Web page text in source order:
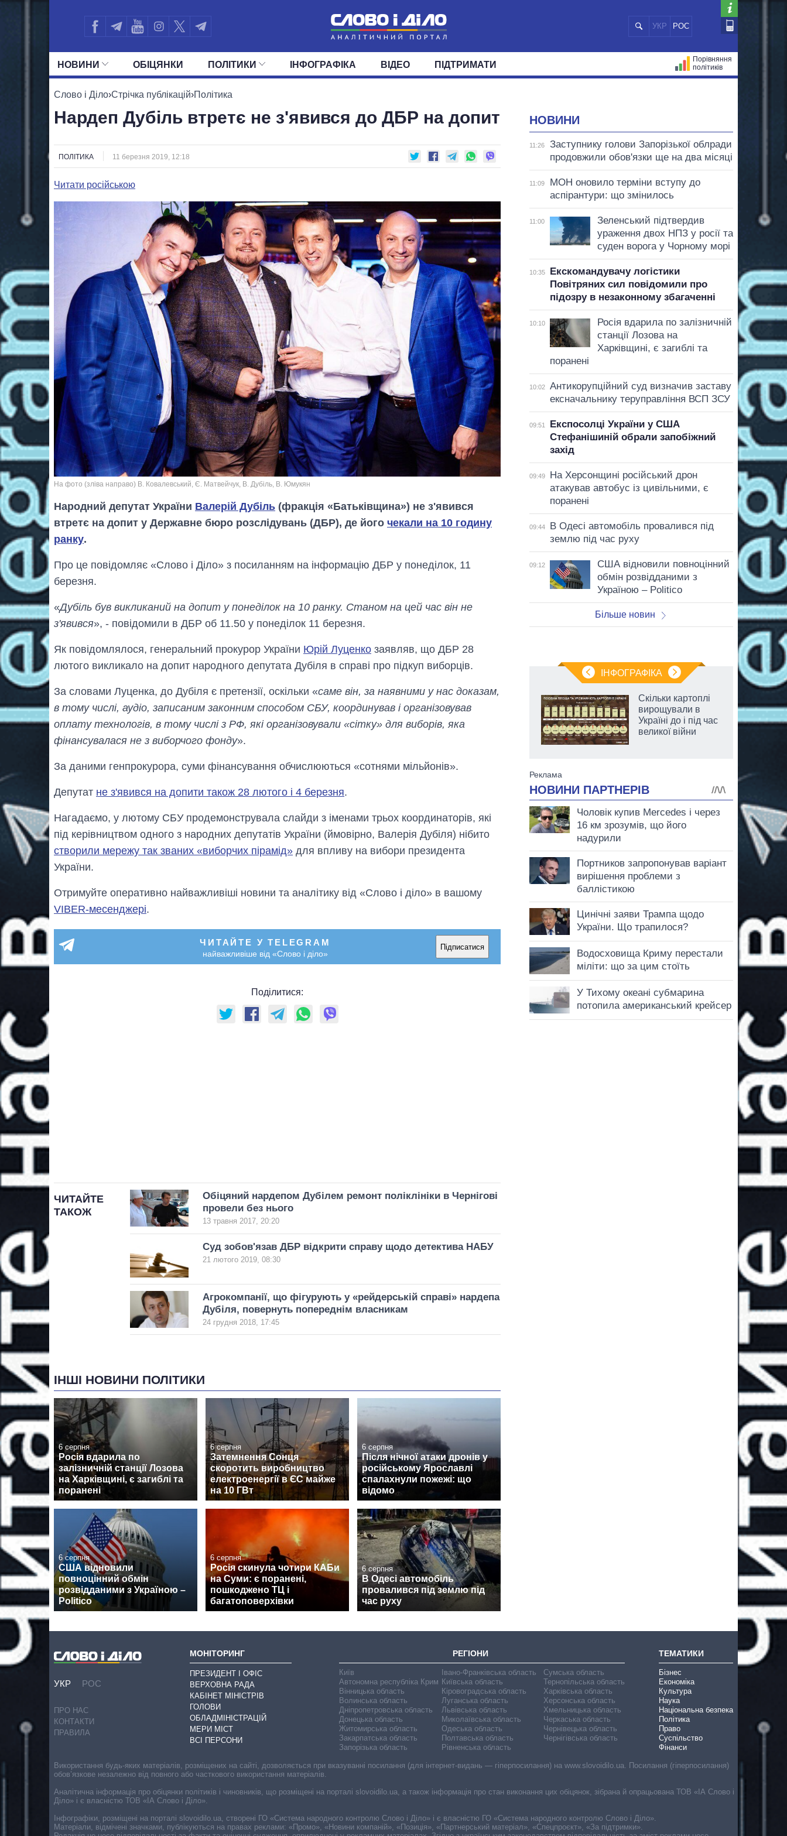
УКР РОС
НОВИНИ
ПОЛІТИКА ЕКОНОМІКА СУСПІЛЬСТВО СВІТ
ОБIЦЯНКИ ПОЛIТИКИ
УСІ ПОЛІТИКИ ПРЕЗИДЕНТ І ОФІС
ДЕПУТАТИ КОМІТЕТИ ФРАКЦІЇ ОКРУГИ
ІНФОГРАФІКА ВІДЕО ПІДТРИМАТИ
Порівняння
політиків
Слово і Діло›Стрічка публікацій›Політика
Нардеп Дубіль втретє не з'явився до ДБР на допит
ПОЛІТИКА 11 березня 2019, 12:18
Читати російською
На фото (зліва направо) В. Ковалевський, Є. Матвейчук, В. Дубіль, В. Юмукян
Народний депутат України Валерій Дубіль (фракція «Батьківщина») не з'явився
втретє на допит у Державне бюро розслідувань (ДБР), де його чекали на 10 годину
ранку.
Про це повідомляє «Слово і Діло» з посиланням на інформацію ДБР у понеділок, 11
березня.
«Дубіль був викликаний на допит у понеділок на 10 ранку. Станом на цей час він не
з'явився», - повідомили в ДБР об 11.50 у понеділок 11 березня.
Як повідомлялося, генеральний прокурор України Юрій Луценко заявляв, що ДБР 28
лютого викликало на допит народного депутата Дубіля в справі про підкуп виборців.
За словами Луценка, до Дубіля є претензії, оскільки «саме він, за наявними у нас доказам,
в тому числі, аудіо, записаним законним способом СБУ, координував і організовував
оплату технологів, в тому числі з РФ, які організовували «сітку» для виборів, яка
фінансувалася не з виборчого фонду».
За даними генпрокурора, суми фінансування обчислюються «сотнями мільйонів».
Депутат не з'явився на допити також 28 лютого і 4 березня.
Нагадаємо, у лютому СБУ продемонструвала слайди з іменами трьох координаторів, які
під керівництвом одного з народних депутатів України (ймовірно, Валерія Дубіля) нібито
створили мережу так званих «виборчих пірамід» для впливу на вибори президента
України.
Отримуйте оперативно найважливіші новини та аналітику від «Слово і діло» в вашому
VIBER-месенджері.
ЧИТАЙТЕ У TELEGRAM
найважливіше від «Слово і діло»
Підписатися
Поділитися:
ЧИТАЙТЕ
ТАКОЖ
Обіцяний нардепом Дубілем ремонт поліклініки в Чернігові
провели без нього
13 травня 2017, 20:20
Суд зобов'язав ДБР відкрити справу щодо детектива НАБУ
21 лютого 2019, 08:30
Агрокомпанії, що фігурують у «рейдерській справі» нардепа
Дубіля, повернуть попереднім власникам
24 грудня 2018, 17:45
ІНШІ НОВИНИ ПОЛІТИКИ
6 серпня
Росія вдарила по
залізничній станції Лозова
на Харківщині, є загиблі та
поранені
6 серпня
Затемнення Сонця
скоротить виробництво
електроенергії в ЄС майже
на 10 ГВт
6 серпня
Після нічної атаки дронів у
російському Ярославлі
спалахнули пожежі: що
відомо
6 серпня
США відновили
повноцінний обмін
розвідданими з Україною –
Politico
6 серпня
Росія скинула чотири КАБи
на Суми: є поранені,
пошкоджено ТЦ і
багатоповерхівки
6 серпня
В Одесі автомобіль
провалився під землю під
час руху
НОВИНИ
11:26
Заступнику голови Запорізької облради
продовжили обов'язки ще на два місяці
11:09
МОН оновило терміни вступу до
аспірантури: що змінилось
11:00
Зеленський підтвердив
ураження двох НПЗ у росії та
суден ворога у Чорному морі
10:35
Екскомандувачу логістики
Повітряних сил повідомили про
підозру в незаконному збагаченні
10:10
Росія вдарила по залізничній
станції Лозова на
Харківщині, є загиблі та
поранені
10:02
Антикорупційний суд визначив заставу
ексначальнику теруправління ВСП ЗСУ
09:51
Експосолці України у США
Стефанішиній обрали запобіжний
захід
09:49
На Херсонщині російський дрон
атакував автобус із цивільними, є
поранені
09:44
В Одесі автомобіль провалився під
землю під час руху
09:12
США відновили повноцінний
обмін розвідданими з
Україною – Politico
Більше новин
ІНФОГРАФІКА
Економіка ШІ-
гігантів: скільки
коштують і
заробляють
Скільки картоплі
вирощували в
Україні до і під час
великої війни
УКР РОС
ПРО НАС
КОНТАКТИ
ПРАВИЛА
МОНІТОРИНГ
ПРЕЗИДЕНТ І ОФІС
ВЕРХОВНА РАДА
КАБІНЕТ МІНІСТРІВ
ГОЛОВИ
ОБЛАДМІНІСТРАЦІЙ
МЕРИ МІСТ
ВСІ ПЕРСОНИ
РЕГІОНИ
Київ
Автономна республіка Крим
Вінницька область
Волинська область
Дніпропетровська область
Донецька область
Житомирська область
Закарпатська область
Запорізька область
Івано-Франківська область
Київська область
Кіровоградська область
Луганська область
Львівська область
Миколаївська область
Одеська область
Полтавська область
Рівненська область
Сумська область
Тернопільська область
Харківська область
Херсонська область
Хмельницька область
Черкаська область
Чернівецька область
Чернігівська область
ТЕМАТИКИ
Бізнес
Економіка
Культура
Наука
Національна безпека
Політика
Право
Суспільство
Фінанси
Використання будь-яких матеріалів, розміщених на сайті, дозволяється при вказуванні посилання (для інтернет-видань — гіперпосилання) на www.slovoidilo.ua. Посилання (гіперпосилання)
обов’язкове незалежно від повного або часткового використання матеріалів.
Аналітична інформація про обіцянки політиків і чиновників, що розміщені на порталі slovoidilo.ua, а також інформація про стан виконання цих обіцянок, зібрана й опрацьована ТОВ «ІА Слово і
Діло» і є власністю ТОВ «ІА Слово і Діло».
Інфографіки, розміщені на порталі slovoidilo.ua, створені ГО «Система народного контролю Слово і Діло» і є власністю ГО «Система народного контролю Слово і Діло».
Матеріали, відмічені значками, публікуються на правах реклами: «Промо», «Новини компаній», «Позиція», «Партнерський матеріал», «Спецпроєкт», «За підтримки».